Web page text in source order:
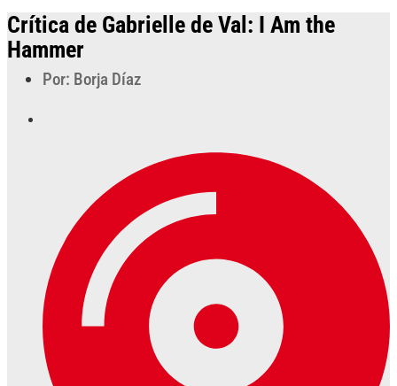
Crítica de Gabrielle de Val: I Am the
Hammer
Por: Borja Díaz